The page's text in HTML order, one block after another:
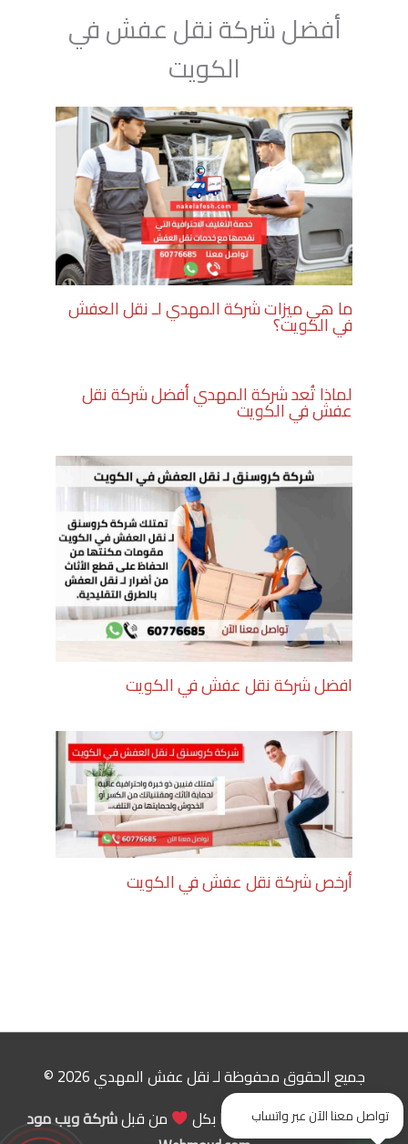
أفضل شركة نقل عفش في
الكويت
ما هي ميزات شركة المهدي لـ نقل العفش
في الكويت؟
لماذا تُعد شركة المهدي أفضل شركة نقل
عفش في الكويت
افضل شركة نقل عفش في الكويت
أرخص شركة نقل عفش في الكويت
جميع الحقوق محفوظة لـنقل عفش المهدي
تم تصميم هذا الموقع هذا بكل
من قبلشركة ويب مود
تواصل معنا الآن عبر واتساب